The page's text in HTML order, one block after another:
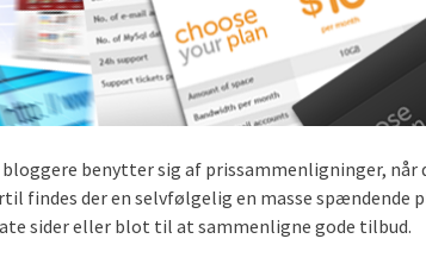
benytter sig af prissammenligninger, når
findes der en selvfølgelig en masse spændende
sider eller blot til at sammenligne gode tilbud.